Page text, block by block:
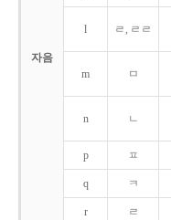
자음
l ㄹ, ㄹㄹ
m ㅁ
n ㄴ
p ㅍ
q ㅋ
r ㄹ